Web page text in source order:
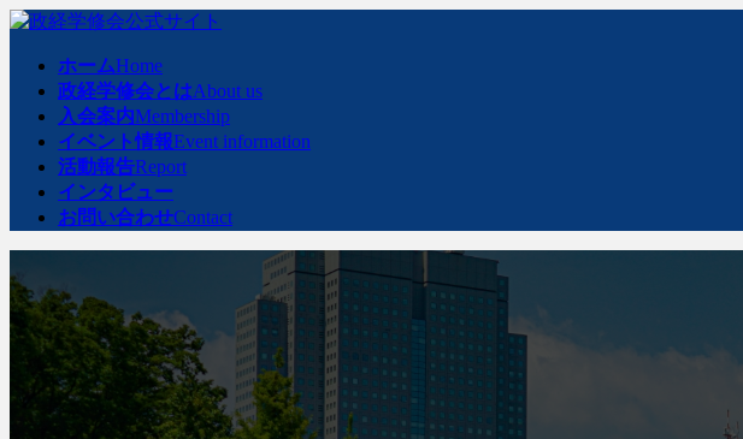
コ
プ
ナ
動
ホームHome
政経学修会とはAbout us
入会案内Membership
イベント情報Event information
活動報告Report
インタビュー
お問い合わせContact